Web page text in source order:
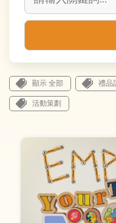
顯示 全部 禮品
活動策劃